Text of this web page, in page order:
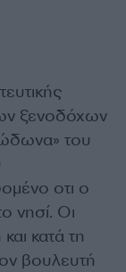
ξενοδόχων
του
οτι ο
νησί. Οι
κατά τη
βουλευτή